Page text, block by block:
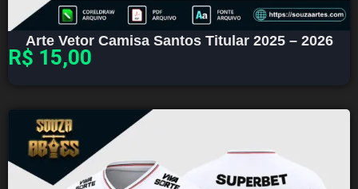
Arte Vetor Camisa Santos Titular 2025 – 2026
R$ 15,00